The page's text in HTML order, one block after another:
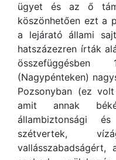
ügyet és az ő
köszönhetően ezt a
a lejárató állami
hatszázezren írták
(Nagypénteken)
Pozsonyban (ez
amit annak
állambiztonsági
szétvertek,